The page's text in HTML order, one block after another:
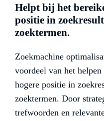
Helpt bij het
positie in
zoektermen.
Zoekmachine
voordeel van het
hogere positie in
zoektermen. Door
trefwoorden en